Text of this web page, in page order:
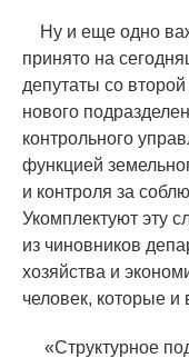
Ну и еще одно
принято на
депутаты со
нового
контрольного
функцией
и контроля за
Укомплектуют эту
из чиновников
хозяйства и
человек, которые и
«Структурное